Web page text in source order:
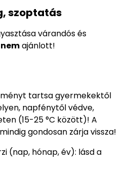
szoptatás
várandós és
nemajánlott!
tartsa gyermekektől
napfénytől védve,
(15-25 °C között)! A
gondosan zárja vissza!
(nap, hónap, év): lásd a